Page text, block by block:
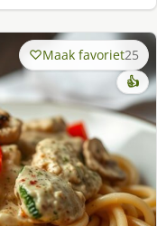
Maak favoriet25
👍